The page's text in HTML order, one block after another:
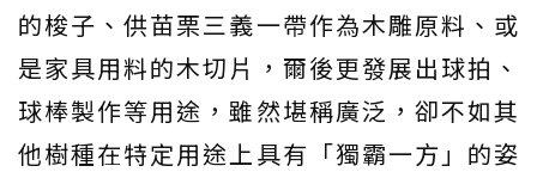
的梭子、供苗栗三義一帶作為木雕原料、或
是家具用料的木切片，爾後更發展出球拍、
球棒製作等用途，雖然堪稱廣泛，卻不如其
他樹種在特定用途上具有「獨霸一方」的姿